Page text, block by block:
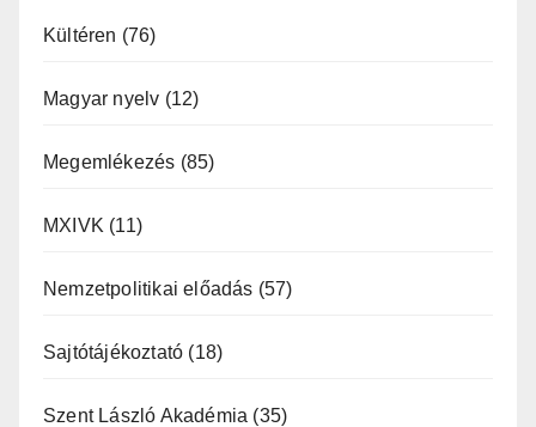
Kültéren (76)
Magyar nyelv (12)
Megemlékezés (85)
MXIVK (11)
Nemzetpolitikai előadás (57)
Sajtótájékoztató (18)
Szent László Akadémia (35)